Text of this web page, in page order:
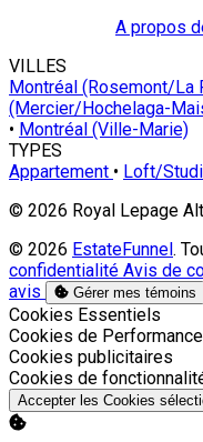
A propos
VILLES
Montréal (Rosemont/La
(Mercier/Hochelaga-
• Montréal (Ville-Marie)
TYPES
Appartement • Loft/
© 2026 Royal Lepage
© 2026 EstateFunnel.
confidentialité Avis de
avis
Gérer mes témoins
Activer
Cookies Essentiels
Activer
Cookies de
Activer
Cookies publicitaires
Activer
Cookies de
Accepter les Cookies